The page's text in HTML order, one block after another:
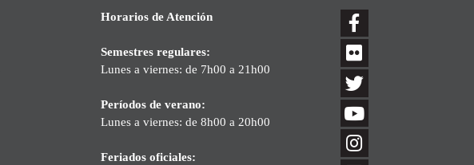
Horarios de Atención
Semestres regulares:
Lunes a viernes: de 7h00 a 21h00
Períodos de verano:
Lunes a viernes: de 8h00 a 20h00
Feriados oficiales: